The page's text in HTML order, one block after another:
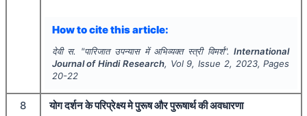
How to cite this article:
देवी स. "पारिजात उपन्यास में अभिव्यक्त स्त्री विमर्श".International
Journal of Hindi Research, Vol 9, Issue 2, 2023, Pages
20-22
8
योग दर्शन के परिप्रेक्ष्य मे पुरूष और पुरूषार्थ की अवधारणा